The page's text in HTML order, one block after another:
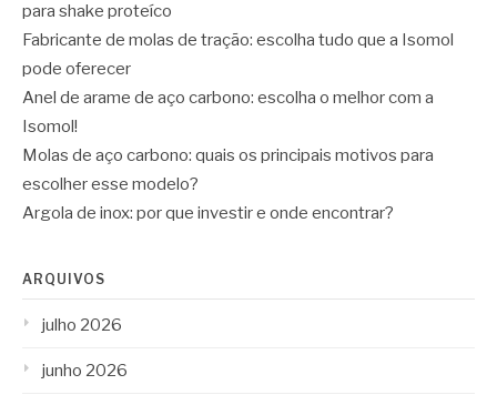
para shake proteíco
Fabricante de molas de tração: escolha tudo que a Isomol
pode oferecer
Anel de arame de aço carbono: escolha o melhor com a
Isomol!
Molas de aço carbono: quais os principais motivos para
escolher esse modelo?
Argola de inox: por que investir e onde encontrar?
ARQUIVOS
julho 2026
junho 2026